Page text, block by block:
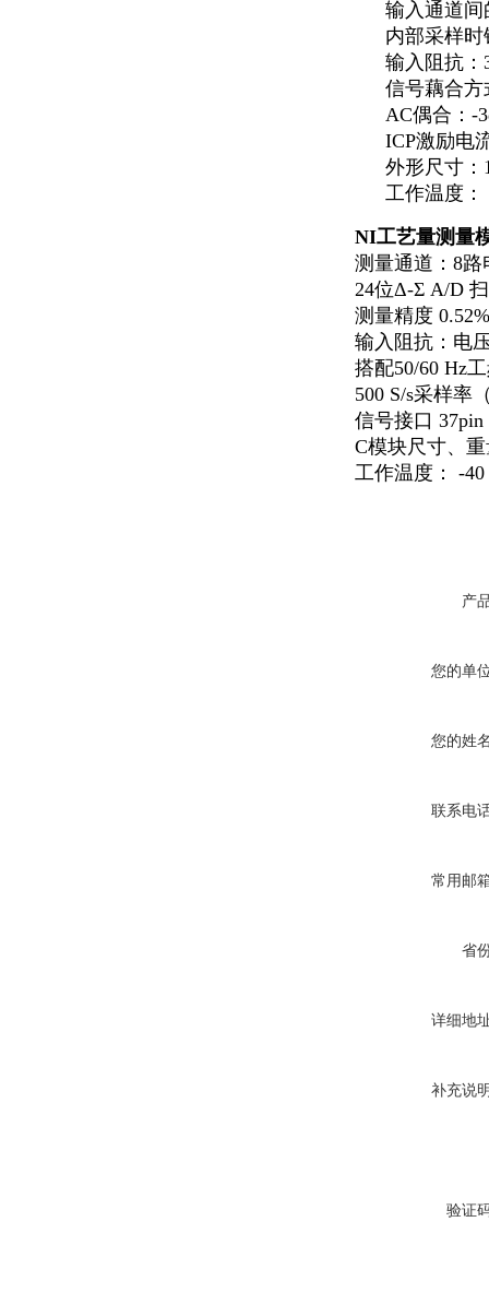
输入通道间
内部采样时
输入阻抗：
信号藕合方
AC偶合：-
ICP激励电
外形尺寸：
工作温度
NI工艺量测量
测量通道：8路
24位Δ-Σ A/D
测量精度 0.52%
输入阻抗：电
搭配50/60 Hz
500 S/s采样率
信号接口 37pin
C模块尺寸、重
工作温度： -
产
您的单
您的姓
联系电
常用邮
省
详细地
补充说
验证